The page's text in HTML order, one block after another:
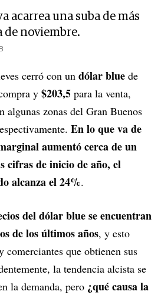
acarrea una suba de más
de noviembre.
cerró con un dólar blue de
y $203,5 para la venta,
algunas zonas del Gran Buenos
En lo que va de
aumentó cerca de un
cifras de inicio de año, el
alcanza el 24%.
del dólar blue se encuentran
de los últimos años, y esto
comerciantes que obtienen sus
la tendencia alcista se
la demanda, pero ¿qué causa la